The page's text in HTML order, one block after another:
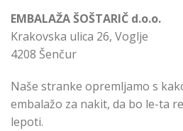
EMBALAŽA ŠOŠTARIČ d.o.o.
Krakovska ulica 26, Voglje
4208 Šenčur
Naše stranke opremljamo s
embalažo za nakit, da bo le-ta
lepoti.